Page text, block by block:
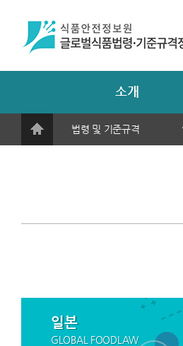
소개
법령 및 기준규격
일본
GLOBAL FOODLAW